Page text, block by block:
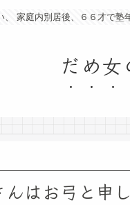
、 家庭内別居後、６６才で
だめ
はお弓と申